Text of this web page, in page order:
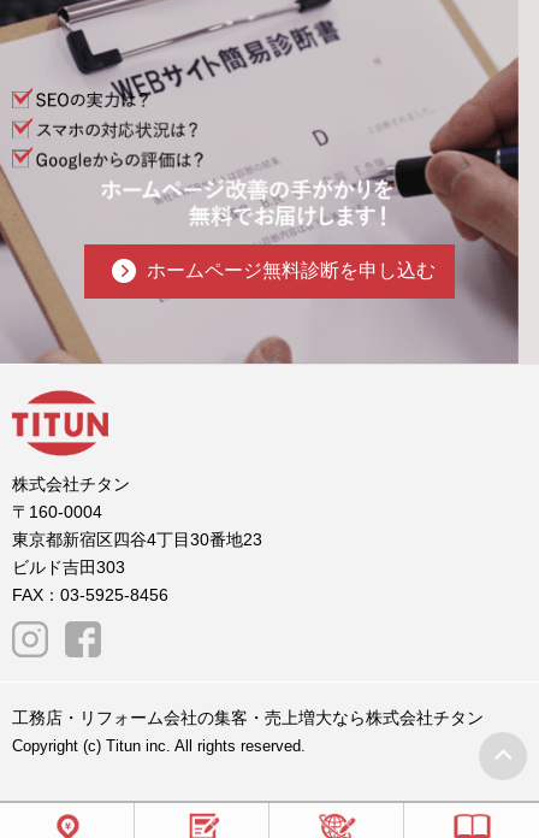
ホームページ無料診断を申し込む
株式会社チタン
〒160-0004
東京都新宿区四谷4丁目30番地23
ビルド吉田303
FAX：03-5925-8456
工務店・リフォーム会社の集客・売上増大なら株式会社チタン
Copyright (c) Titun inc. All rights reserved.